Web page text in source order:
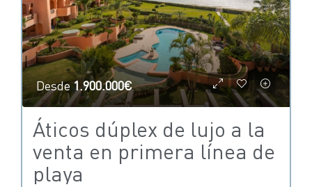
Desde1.900.000€
Áticos dúplex de lujo a la
venta en primera línea de
playa